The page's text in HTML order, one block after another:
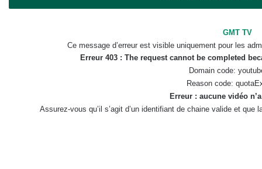
GMT TV
Ce message d’erreur est visible uniquement pour les
Erreur 403 : The request cannot be completed
Domain code:
Reason code:
Erreur : aucune vidéo
Assurez-vous qu’il s’agit d’un identifiant de chaine valide et